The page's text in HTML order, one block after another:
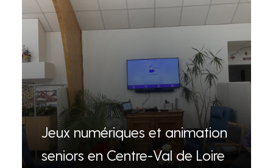
Jeux numériques et animation
seniors en Centre-Val de Loire